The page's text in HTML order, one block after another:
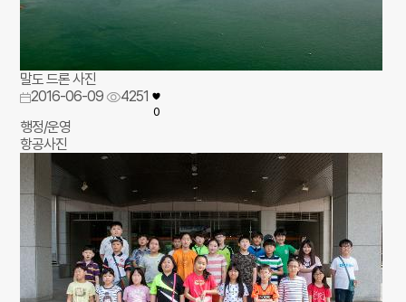
말도 드론 사진
2016-06-09
4251
0
행정/운영
항공사진